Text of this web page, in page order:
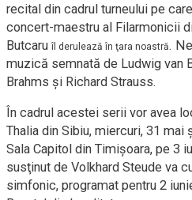
recital din cadrul turneului pe care
concert-maestru al Filarmonicii
Butcaru îl derulează în ţara noastră.
muzică semnată de Ludwig van
Brahms şi Richard Strauss.
În cadrul acestei serii vor avea
Thalia din Sibiu, miercuri, 31 mai
Sala Capitol din Timișoara, pe 3
susţinut de Volkhard Steude va
simfonic, programat pentru 2